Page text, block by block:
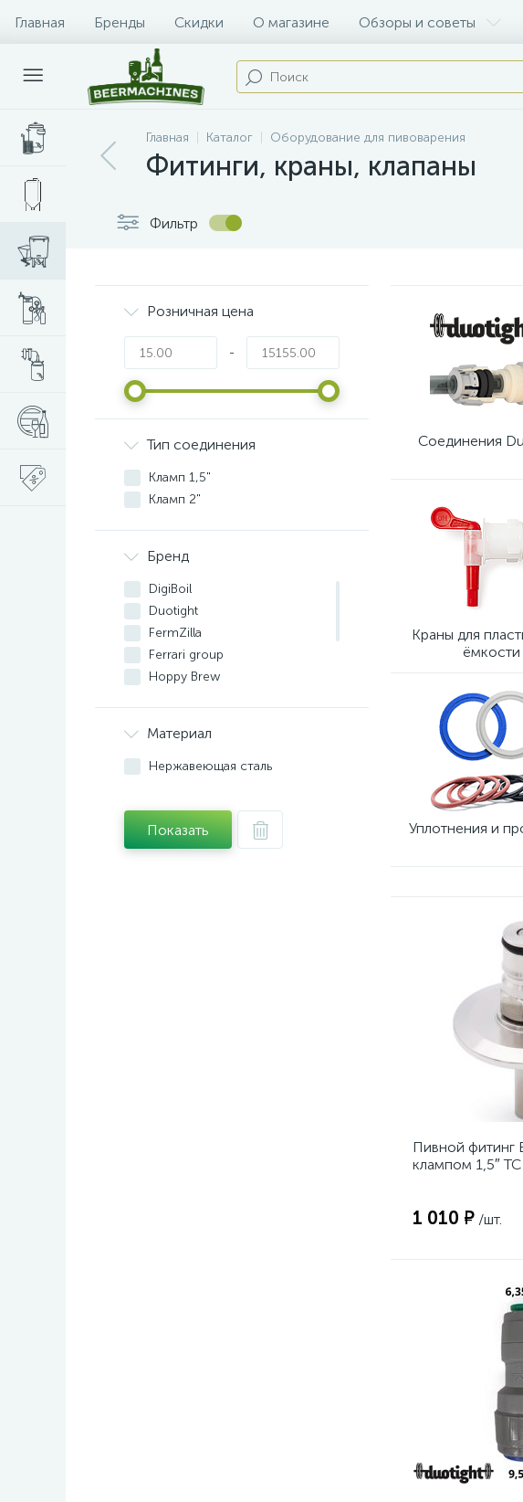
Главная Бренды Скидки О магазине Обзоры и советы
Главная Каталог Оборудование для пивоварения
Фитинги, краны, клапаны
Фильтр
Розничная цена
-
Тип соединения
Кламп 1,5"
Кламп 2"
Бренд
DigiBoil
Duotight
FermZilla
Ferrari group
Hoppy Brew
SS Brewtech
The Vintage Shop
Материал
Нержавеющая сталь
Показать
Соединения
Краны для
ёмкости
Уплотнения и
Пивной фитинг
клампом 1,5″ TC
1 010 ₽ /шт.